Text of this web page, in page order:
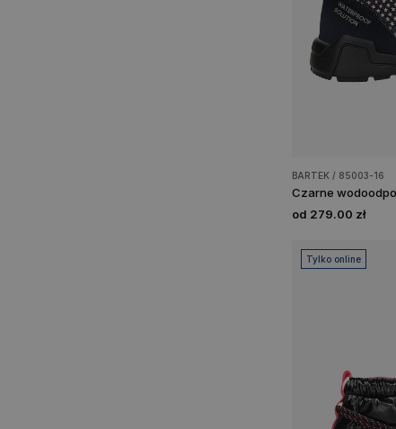
BARTEK / 85003-16
od 279.00 zł
Tylko online